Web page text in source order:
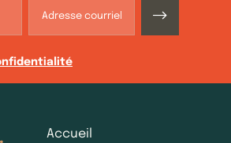
Accueil